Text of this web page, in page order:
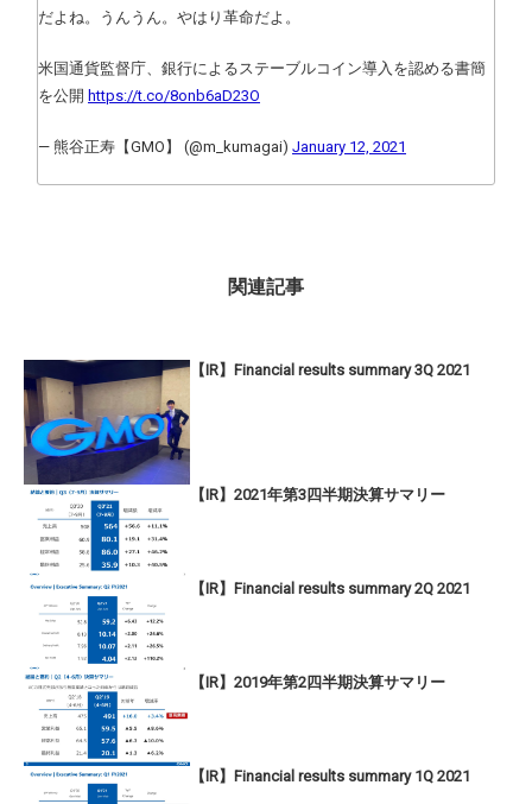
だよね。うんうん。やはり革命だよ。
米国通貨監督庁、銀行によるステーブルコイン導入を認める書簡
を公開 https://t.co/8onb6aD23O
— 熊谷正寿【GMO】 (@m_kumagai) January 12, 2021
関連記事
【IR】Financial results summary 3Q 2021
【IR】2021年第3四半期決算サマリー
【IR】Financial results summary 2Q 2021
【IR】2019年第2四半期決算サマリー
【IR】Financial results summary 1Q 2021